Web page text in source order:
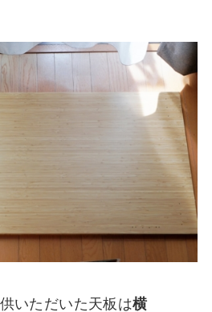
いただいた天板は横